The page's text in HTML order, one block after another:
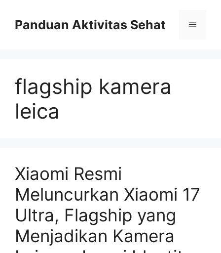
contentPanduan Aktivitas Sehat Menu
flagship kamera
leica
Xiaomi Resmi
Meluncurkan Xiaomi 17
Ultra, Flagship yang
Menjadikan Kamera